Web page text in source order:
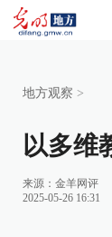
地方观察 >
以多维
来源： 金羊网评
2025-05-26 16:31